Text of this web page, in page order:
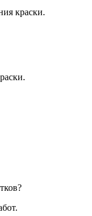
краски.